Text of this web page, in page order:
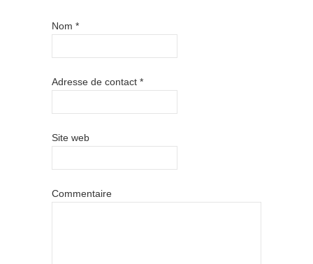
Nom *
Adresse de contact *
Site web
Commentaire